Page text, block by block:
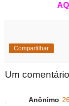
Compartilhar
Um
Anônimo